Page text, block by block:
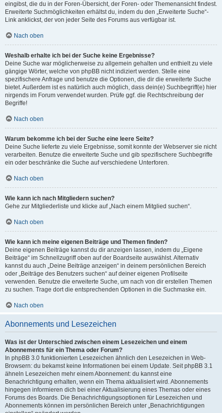
eingibst, die du in der Foren-Übersicht, der Foren- oder Themenansicht findest.
Erweiterte Suchmöglichkeiten erhältst du, indem du den „Erweiterte Suche“-
Link anklickst, der von jeder Seite des Forums aus verfügbar ist.
Nach oben
Weshalb erhalte ich bei der Suche keine Ergebnisse?
Deine Suche war möglicherweise zu allgemein gehalten und enthielt zu viele
gängige Wörter, welche von phpBB nicht indiziert werden. Stelle eine
spezifischere Anfrage und benutze die Optionen, die dir die erweiterte Suche
bietet. Außerdem ist es natürlich auch möglich, dass dein(e) Suchbegriff(e) hier
nirgends im Forum verwendet wurden. Prüfe ggf. die Rechtschreibung der
Begriffe!
Nach oben
Warum bekomme ich bei der Suche eine leere Seite?
Deine Suche lieferte zu viele Ergebnisse, somit konnte der Webserver sie nicht
verarbeiten. Benutze die erweiterte Suche und gib spezifischere Suchbegriffe
ein oder beschränke die Suche auf verschiedene Unterforen.
Nach oben
Wie kann ich nach Mitgliedern suchen?
Gehe zur Mitgliederliste und klicke auf „Nach einem Mitglied suchen“.
Nach oben
Wie kann ich meine eigenen Beiträge und Themen finden?
Deine eigenen Beiträge kannst du dir anzeigen lassen, indem du „Eigene
Beiträge“ im Schnellzugriff oben auf der Boardseite auswählst. Alternativ
kannst du auch „Deine Beiträge anzeigen“ in deinem persönlichen Bereich
oder „Beiträge des Benutzers suchen“ auf deiner eigenen Profilseite
verwenden. Benutze die erweiterte Suche, um nach von dir erstellen Themen
zu suchen. Trage dort die entsprechenden Optionen in die Suchmaske ein.
Nach oben
Abonnements und Lesezeichen
Was ist der Unterschied zwischen einem Lesezeichen und einem
Abonnements für ein Thema oder Forum?
In phpBB 3.0 funktionierten Lesezeichen ähnlich den Lesezeichen in Web-
Browsern: du bekamst keine Informationen bei einem Update. Seit phpBB 3.1
ähneln Lesezeichen mehr einem Abonnement: du kannst eine
Benachrichtigung erhalten, wenn ein Thema aktualisiert wird. Abonnements
hingegen informieren dich bei einer Aktualisierung eines Themas oder eines
Forums des Boards. Die Benachrichtigungsoptionen für Lesezeichen und
Abonnements können im persönlichen Bereich unter „Benachrichtigungen